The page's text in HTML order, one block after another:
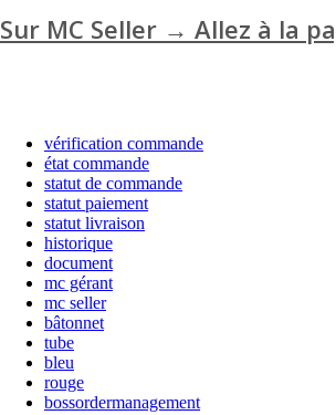
Sur MC Seller → Allez à la
vérification commande
état commande
statut de commande
statut paiement
statut livraison
historique
document
mc gérant
mc seller
bâtonnet
tube
bleu
rouge
bossordermanagement